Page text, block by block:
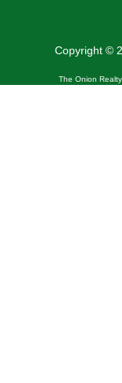
Copyright ©
The Onion